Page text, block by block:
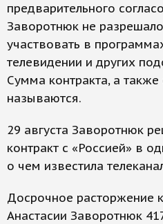
предварительного
Заворотнюк не
участвовать в
телевидении и других
Сумма контракта, а
называются.
29 августа Заворотнюк
контракт с «Россией» в
о чем известила
Досрочное расторжение
Анастасии Заворотнюк